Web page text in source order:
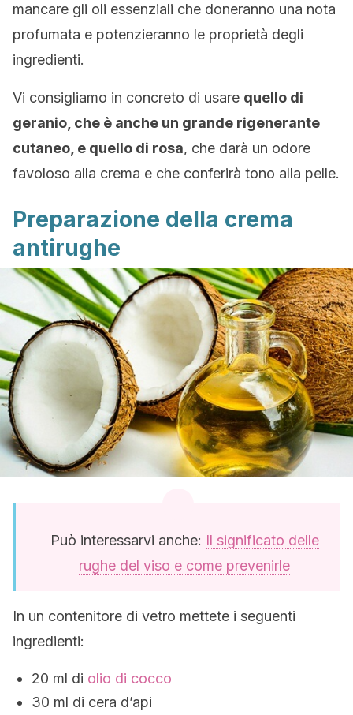
mancare gli oli essenziali che doneranno una nota
profumata e potenzieranno le proprietà degli
ingredienti.
Vi consigliamo in concreto di usare quello di
geranio, che è anche un grande rigenerante
cutaneo, e quello di rosa, che darà un odore
favoloso alla crema e che conferirà tono alla pelle.
Preparazione della crema
antirughe
Può interessarvi anche: Il significato delle
rughe del viso e come prevenirle
In un contenitore di vetro mettete i seguenti
ingredienti:
20 ml di olio di cocco
30 ml di cera d’api